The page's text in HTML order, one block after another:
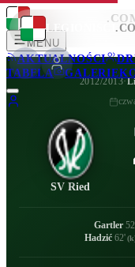
LEGIONISCI
MENU
AKTUALNOŚCI
TABELA
GALERIE
LEGIONISCI
2012/2013·
SV Ried
Gartler 52
Hadzić 62'